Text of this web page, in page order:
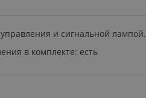
и сигнальной лампой.
в комплекте: есть